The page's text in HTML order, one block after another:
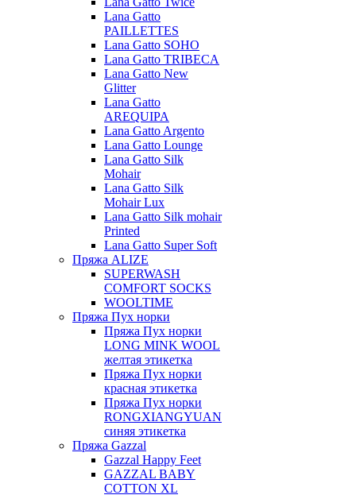
Lana Gatto
PAILLETTES
Lana Gatto SOHO
Lana Gatto TRIBECA
Lana Gatto New
Glitter
Lana Gatto
AREQUIPA
Lana Gatto Argento
Lana Gatto Lounge
Lana Gatto Silk
Mohair
Lana Gatto Silk
Mohair Lux
Lana Gatto Silk mohair
Printed
Lana Gatto Super Soft
Пряжа ALIZE
SUPERWASH
COMFORT SOCKS
WOOLTIME
Пряжа Пух норки
Пряжа Пух норки
LONG MINK WOOL
желтая этикетка
Пряжа Пух норки
красная этикетка
Пряжа Пух норки
RONGXIANGYUAN
синяя этикетка
Пряжа Gazzal
Gazzal Happy Feet
GAZZAL BABY
COTTON XL